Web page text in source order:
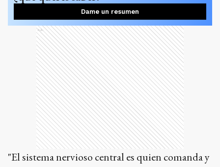
Dame un resumen
Ads
"El sistema nervioso central es quien comanda y